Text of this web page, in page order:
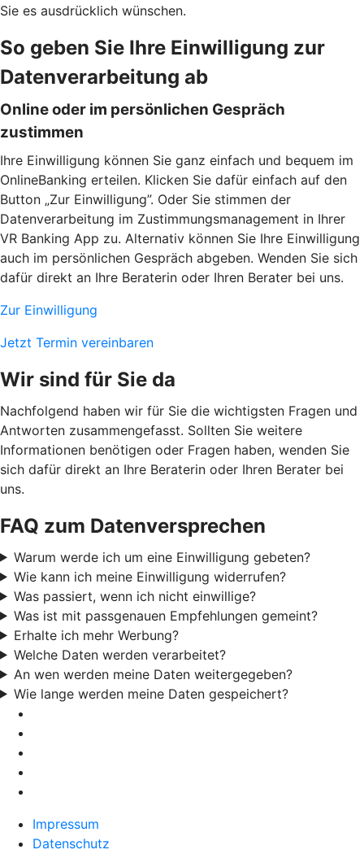
Sie es ausdrücklich wünschen.
So geben Sie Ihre Einwilligung zur
Datenverarbeitung ab
Online oder im persönlichen Gespräch
zustimmen
Ihre Einwilligung können Sie ganz einfach und bequem im
OnlineBanking erteilen. Klicken Sie dafür einfach auf den
Button „Zur Einwilligung”. Oder Sie stimmen der
Datenverarbeitung im Zustimmungsmanagement in Ihrer
VR Banking App zu. Alternativ können Sie Ihre Einwilligung
auch im persönlichen Gespräch abgeben. Wenden Sie sich
dafür direkt an Ihre Beraterin oder Ihren Berater bei uns.
Zur Einwilligung
Jetzt Termin vereinbaren
Wir sind für Sie da
Nachfolgend haben wir für Sie die wichtigsten Fragen und
Antworten zusammengefasst. Sollten Sie weitere
Informationen benötigen oder Fragen haben, wenden Sie
sich dafür direkt an Ihre Beraterin oder Ihren Berater bei
uns.
FAQ zum Datenversprechen
Warum werde ich um eine Einwilligung gebeten?
Wie kann ich meine Einwilligung widerrufen?
Was passiert, wenn ich nicht einwillige?
Was ist mit passgenauen Empfehlungen gemeint?
Erhalte ich mehr Werbung?
Welche Daten werden verarbeitet?
An wen werden meine Daten weitergegeben?
Wie lange werden meine Daten gespeichert?
Impressum
Datenschutz